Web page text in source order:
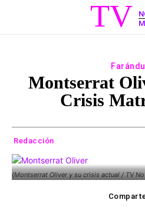
TV
Montserrat
Crisis
Redacción
(Montserrat Oliver y su crisis actual / TV